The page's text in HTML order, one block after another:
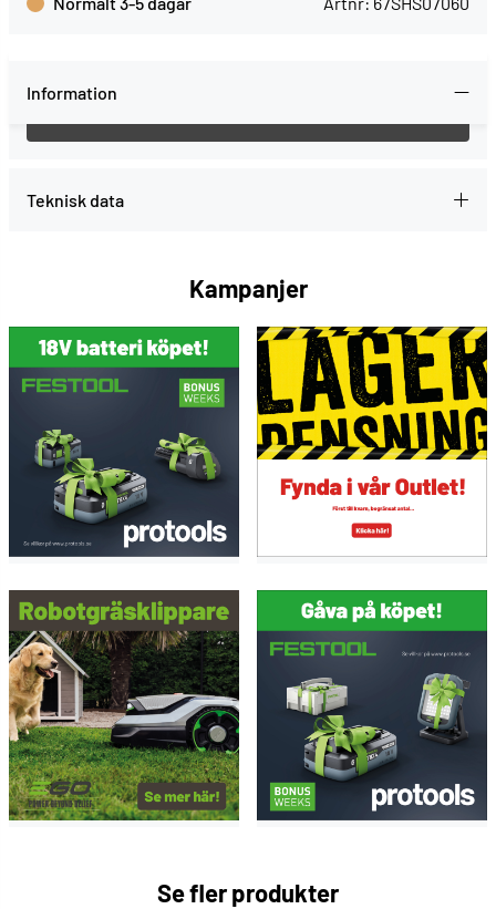
Information
Teknisk data
Kampanjer
Se fler produkter